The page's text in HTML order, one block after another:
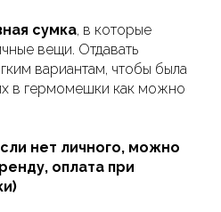
сумка, в которые
вещи. Отдавать
вариантам, чтобы была
в гермомешки как можно
нет личного, можно
оплата при